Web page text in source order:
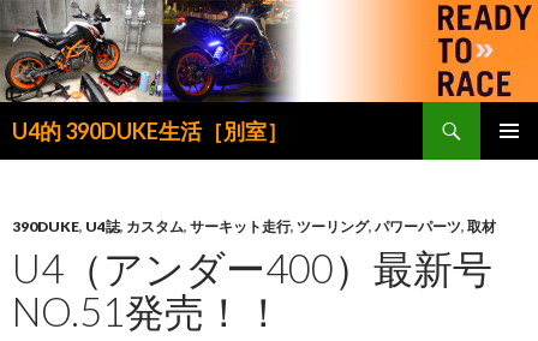
U4的 390DUKE生活［別室］
索
ン
ツ
へ
ス
キ
390DUKE, U4誌, カスタム, サーキット走行, ツーリング, パワーパーツ, 取材
U4（アンダー400）最新号
NO.51発売！！